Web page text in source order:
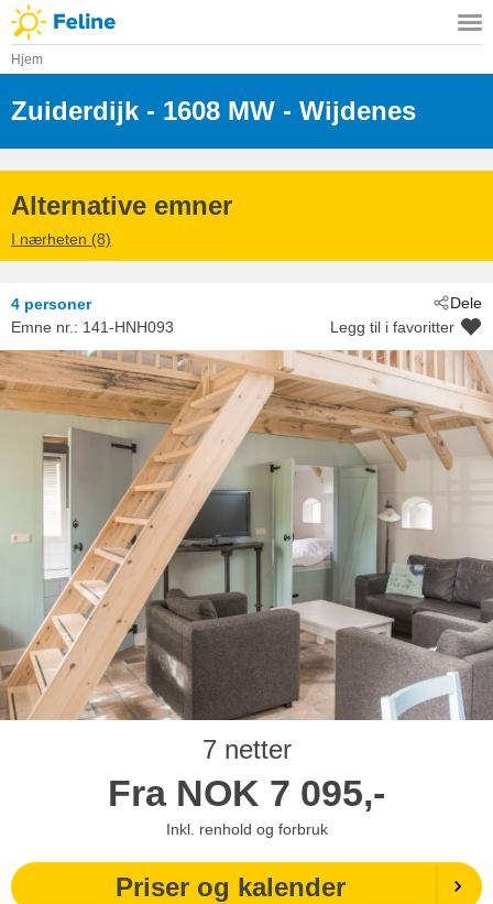
Hjem
Zuiderdijk - 1608 MW - Wijdenes
Alternative emner
I nærheten (8)
Dele
4 personer
Emne nr.: 141-HNH093 Legg til i favoritter
7 netter
Fra NOK 7 095,-
Inkl. renhold og forbruk
Priser og kalender